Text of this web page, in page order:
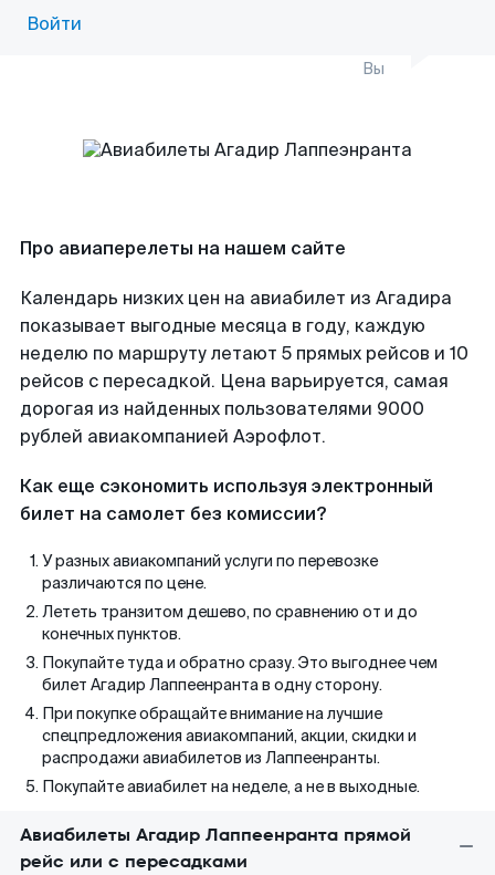
Войти
Вы
Про авиаперелеты на нашем сайте
Календарь низких цен на авиабилет из Агадира
показывает выгодные месяца в году, каждую
неделю по маршруту летают 5 прямых рейсов и 10
рейсов с пересадкой. Цена варьируется, самая
дорогая из найденных пользователями 9000
рублей авиакомпанией Аэрофлот.
Как еще сэкономить используя электронный
билет на самолет без комиссии?
У разных авиакомпаний услуги по перевозке
различаются по цене.
Лететь транзитом дешево, по сравнению от и до
конечных пунктов.
Покупайте туда и обратно сразу. Это выгоднее чем
билет Агадир Лаппеенранта в одну сторону.
При покупке обращайте внимание на лучшие
спецпредложения авиакомпаний, акции, скидки и
распродажи авиабилетов из Лаппеенранты.
Покупайте авиабилет на неделе, а не в выходные.
Авиабилеты Агадир Лаппеенранта прямой
рейс или с пересадками